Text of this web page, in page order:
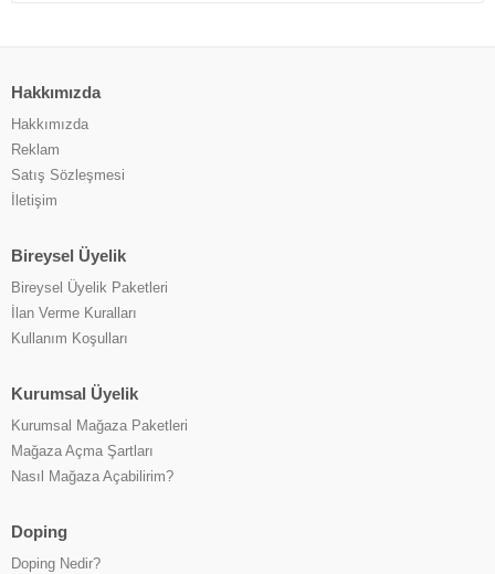
Hakkımızda
Hakkımızda
Reklam
Satış Sözleşmesi
İletişim
Bireysel Üyelik
Bireysel Üyelik Paketleri
İlan Verme Kuralları
Kullanım Koşulları
Kurumsal Üyelik
Kurumsal Mağaza Paketleri
Mağaza Açma Şartları
Nasıl Mağaza Açabilirim?
Doping
Doping Nedir?